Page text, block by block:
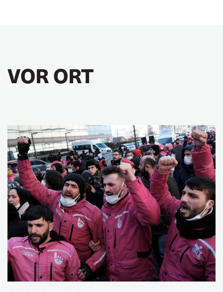
VOR ORT